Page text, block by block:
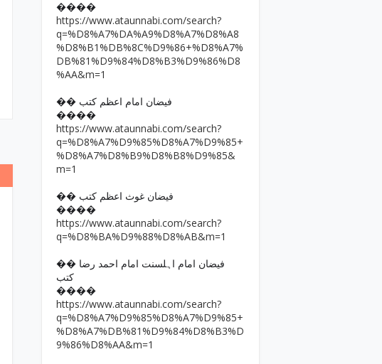
����
https://www.ataunnabi.com/search?
q=%D8%A7%DA%A9%D8%A7%D8%A8
%D8%B1%DB%8C%D9%86+%D8%A7%
DB%81%D9%84%D8%B3%D9%86%D8
%AA&m=1
�� فیضان امام اعظم کتب
����
https://www.ataunnabi.com/search?
q=%D8%A7%D9%85%D8%A7%D9%85+
%D8%A7%D8%B9%D8%B8%D9%85&
m=1
�� فیضان غوث اعظم کتب
����
https://www.ataunnabi.com/search?
q=%D8%BA%D9%88%D8%AB&m=1
�� فیضان امام اہلسنت امام احمد رضا
کتب
����
https://www.ataunnabi.com/search?
q=%D8%A7%D9%85%D8%A7%D9%85+
%D8%A7%DB%81%D9%84%D8%B3%D
9%86%D8%AA&m=1